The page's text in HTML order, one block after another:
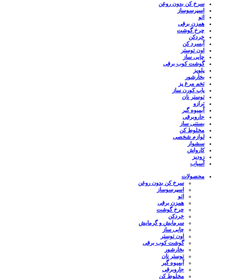
سرخ کن بدون روغن
اسپرسوساز
اتو
همزن برقی
چرخ گوشت
خردکن
آبسرد کن
اون توستر
چایی ساز
گوشت کوب برقی
پلوپز
بخارشور
تخم مرغ پز
پاپ کورن ساز
توستر نان
ترازو
آبمیوه گیر
جاروبرقی
بستنی ساز
مخلوط کن
لوازم شخصی
سشوار
کارواش
زودپز
آسیاب
محصولات
سرخ کن بدون روغن
اسپرسوساز
اتو
همزن برقی
چرخ گوشت
خردکن
سرمایش و گرمایش
چایی ساز
اون توستر
گوشت کوب برقی
بخارشور
توستر نان
آبمیوه گیر
جاروبرقی
مخلوط کن